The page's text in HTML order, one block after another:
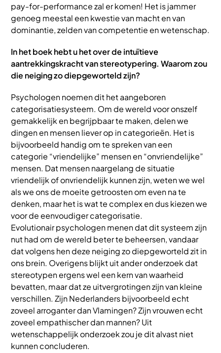
pay-for-performance zal er komen! Het is jammer
genoeg meestal een kwestie van macht en van
dominantie, zelden van competentie en wetenschap.
In het boek hebt u het over de intuïtieve
aantrekkingskracht van stereotypering. Waarom zou
die neiging zo diepgeworteld zijn?
Psychologen noemen dit het aangeboren
categorisatiesysteem. Om de wereld voor onszelf
gemakkelijk en begrijpbaar te maken, delen we
dingen en mensen liever op in categorieën. Het is
bijvoorbeeld handig om te spreken van een
categorie “vriendelijke” mensen en “onvriendelijke”
mensen. Dat mensen naargelang de situatie
vriendelijk of onvriendelijk kunnen zijn, weten we wel
als we ons de moeite getroosten om even na te
denken, maar het is wat te complex en dus kiezen we
voor de eenvoudiger categorisatie.
Evolutionair psychologen menen dat dit systeem zijn
nut had om de wereld beter te beheersen, vandaar
dat volgens hen deze neiging zo diepgeworteld zit in
ons brein. Overigens blijkt uit ander onderzoek dat
stereotypen ergens wel een kern van waarheid
bevatten, maar dat ze uitvergrotingen zijn van kleine
verschillen. Zijn Nederlanders bijvoorbeeld echt
zoveel arroganter dan Vlamingen? Zijn vrouwen echt
zoveel empathischer dan mannen? Uit
wetenschappelijk onderzoek zou je dit alvast niet
kunnen concluderen.